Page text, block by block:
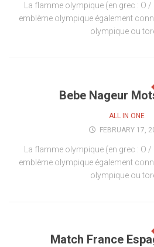
La flamme olympique (en grec : O
emblème olympique également
olympique ou
Bebe Nageur
ALL IN ONE
FEBRUARY 17,
La flamme olympique (en grec : O
emblème olympique également
olympique ou
Match France